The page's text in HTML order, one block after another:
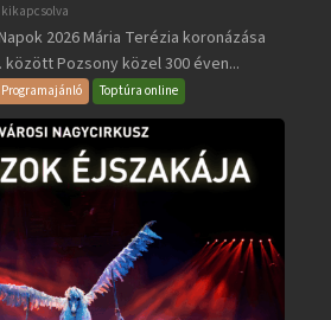
kikapcsolva
2026 Mária Terézia koronázása
között Pozsony közel 300 éven...
Programajánló Toptúra online